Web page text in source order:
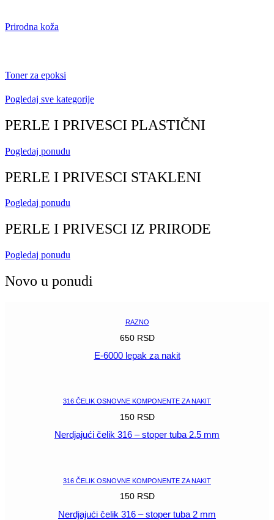
Prirodna koža
Toner za epoksi
Pogledaj sve kategorije
PERLE I PRIVESCI PLASTIČNI
Pogledaj ponudu
PERLE I PRIVESCI STAKLENI
Pogledaj ponudu
PERLE I PRIVESCI IZ PRIRODE
Pogledaj ponudu
Novo u ponudi
RAZNO
650 RSD
E-6000 lepak za nakit
316 ČELIK OSNOVNE KOMPONENTE ZA NAKIT
150 RSD
Nerdjajući čelik 316 – stoper tuba 2.5 mm
316 ČELIK OSNOVNE KOMPONENTE ZA NAKIT
150 RSD
Nerdjajući čelik 316 – stoper tuba 2 mm